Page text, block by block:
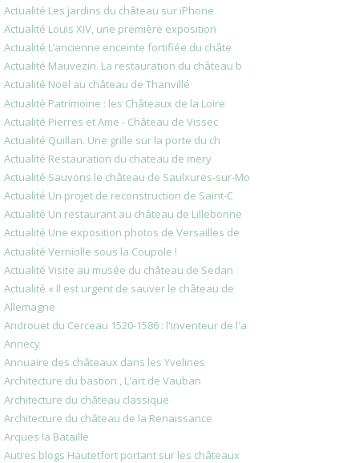
Actualité Les jardins du château sur iPhone
Actualité Louis XIV, une première exposition
Actualité L’ancienne enceinte fortifiée du châte
Actualité Mauvezin. La restauration du château b
Actualité Noël au château de Thanvillé
Actualité Patrimoine : les Châteaux de la Loire
Actualité Pierres et Ame - Château de Vissec
Actualité Quillan. Une grille sur la porte du ch
Actualité Restauration du chateau de mery
Actualité Sauvons le château de Saulxures-sur-Mo
Actualité Un projet de reconstruction de Saint-C
Actualité Un restaurant au château de Lillebonne
Actualité Une exposition photos de Versailles de
Actualité Verniolle sous la Coupole !
Actualité Visite au musée du château de Sedan
Actualité « Il est urgent de sauver le château de
Allemagne
Androuet du Cerceau 1520-1586 : l'inventeur de l'a
Annecy
Annuaire des châteaux dans les Yvelines
Architecture du bastion , L'art de Vauban
Architecture du château classique
Architecture du château de la Renaissance
Arques la Bataille
Autres blogs Hautetfort portant sur les châteaux